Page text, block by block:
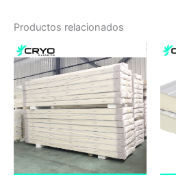
Productos relacionados